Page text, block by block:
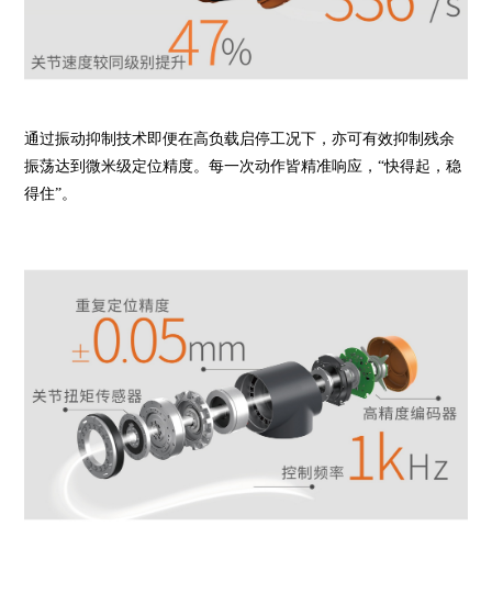
通过振动抑制技术即便在高负载启停工况下，亦可有效抑制残余
振荡达到微米级定位精度。每一次动作皆精准响应，“快得起，稳
得住”。